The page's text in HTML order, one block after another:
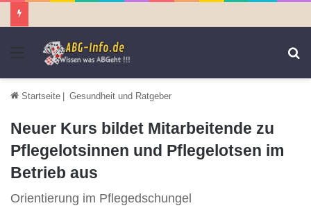
Menü
Startseite | Gesundheit und Ratgeber
Neuer Kurs bildet Mitarbeitende zu
Pflegelotsinnen und Pflegelotsen im
Betrieb aus
Orientierung im Pflegedschungel